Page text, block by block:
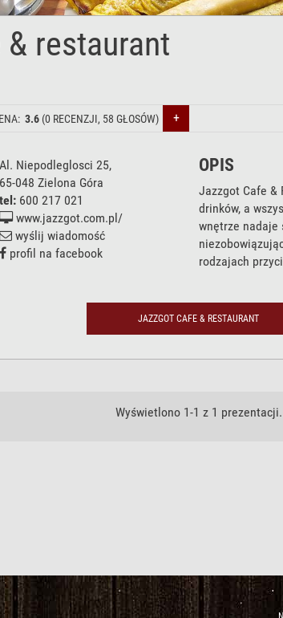
restaurant
3.6 (0 RECENZJI, 58 GŁOSÓW) +
Al. Niepodleglosci 25,
65-048 Zielona Góra
tel: 600 217 021
www.jazzgot.com.pl/
wyślij wiadomość
profil na facebook
OPIS
Jazzgot Cafe &
drinków, a
wnętrze nadaje
rodzajach
JAZZGOT CAFE & RESTAURANT
Wyświetlono 1-1 z 1 prezentacji.